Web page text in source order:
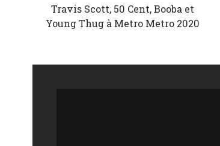
Travis Scott, 50 Cent, Booba et
Young Thug à Metro Metro 2020